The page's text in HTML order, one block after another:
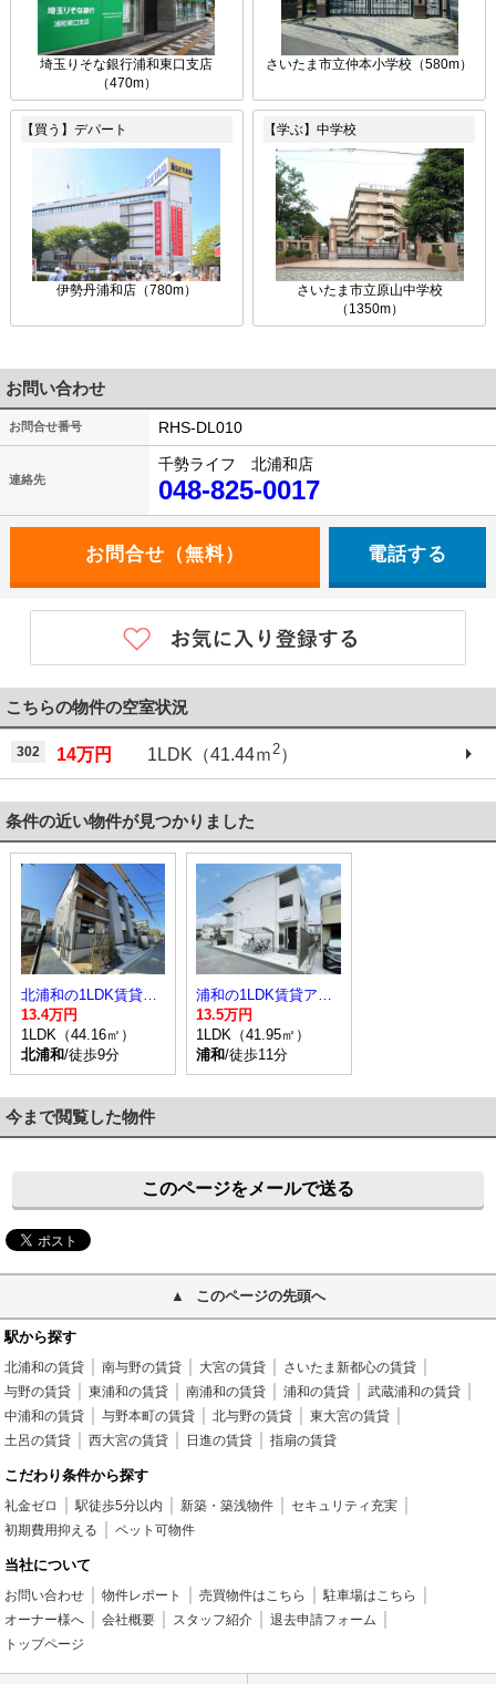
埼玉りそな銀行浦和東口支店
（470m）
さいたま市立仲本小学校（580m）
【買う】デパート
伊勢丹浦和店（780m）
【学ぶ】中学校
さいたま市立原山中学校
（1350m）
お問い合わせ
お問合せ番号 RHS-DL010
連絡先
千勢ライフ 北浦和店
048-825-0017
電話する
こちらの物件の空室状況
302 14万円 1LDK（41.44ｍ2）
条件の近い物件が見つかりました
北浦和の1LDK賃貸アパート
13.4万円
1LDK（44.16㎡）
北浦和/徒歩9分
13.5万円
1LDK（41.95㎡）
浦和/徒歩11分
今まで閲覧した物件
このページをメールで送る
このページの先頭へ
駅から探す
北浦和の賃貸 南与野の賃貸 大宮の賃貸
さいたま新都心の賃貸
与野の賃貸
東浦和の賃貸 南浦和の賃貸 浦和の賃貸
武蔵浦和の賃貸
中浦和の賃貸
与野本町の賃貸 北与野の賃貸
東大宮の賃貸
土呂の賃貸
西大宮の賃貸 日進の賃貸 指扇の賃貸
こだわり条件から探す
礼金ゼロ 駅徒歩5分以内 新築・築浅物件
セキュリティ充実
初期費用抑える
ペット可物件
当社について
お問い合わせ 物件レポート 売買物件はこちら
駐車場はこちら
オーナー様へ
会社概要 スタッフ紹介
退去申請フォーム
トップページ